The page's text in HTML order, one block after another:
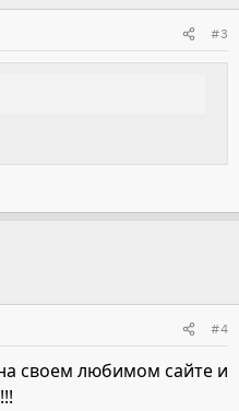
#3
#4
своем любимом сайте и